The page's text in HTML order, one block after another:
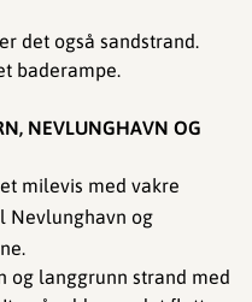
det også sandstrand.
baderampe.
NEVLUNGHAVN OG
milevis med vakre
Nevlunghavn og
og langgrunn strand med